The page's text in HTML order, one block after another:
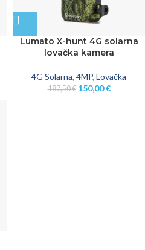
Lumato X-hunt 4G solarna
lovačka kamera
4G Solarna, 4MP, Lovačka
187,50€ 150,00€